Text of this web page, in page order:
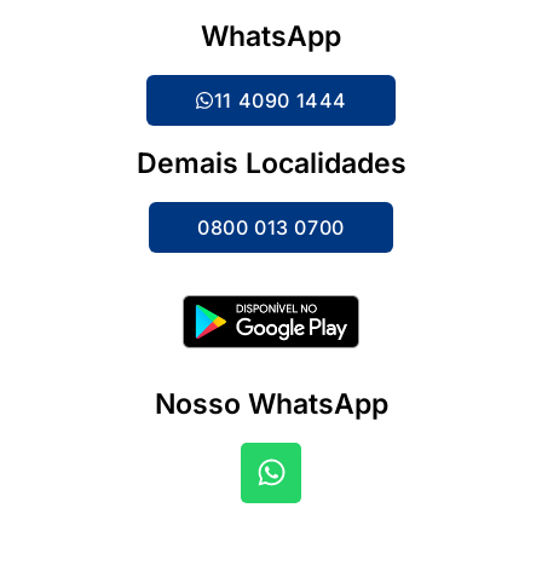
WhatsApp
11 4090 1444
Demais Localidades
0800 013 0700
Nosso WhatsApp